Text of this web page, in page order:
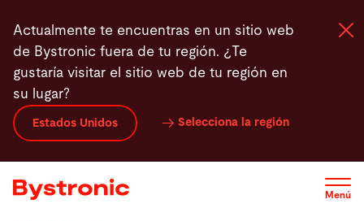
contenido
principal
Actualmente te encuentras en un sitio web
de Bystronic fuera de tu región. ¿Te
gustaría visitar el sitio web de tu región en
su lugar?
Estados Unidos Selecciona la región
Menú
Máquinas y Software
Servicios